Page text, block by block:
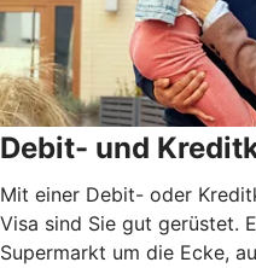
Debit- und
Mit einer Debit- oder
Visa sind Sie gut gerüstet.
Supermarkt um die Ecke,